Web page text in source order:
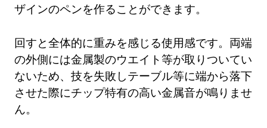
ザインのペンを作ることができます。
回すと全体的に重みを感じる使用感です。両端
の外側には金属製のウエイト等が取りついてい
ないため、技を失敗しテーブル等に端から落下
させた際にチップ特有の高い金属音が鳴りませ
ん。